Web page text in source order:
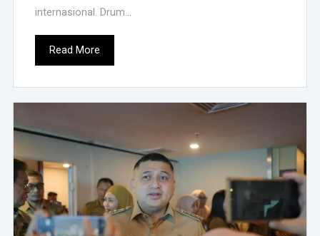
internasional. Drum...
Read More